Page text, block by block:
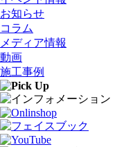
お知らせ
コラム
メディア情報
動画
施工事例